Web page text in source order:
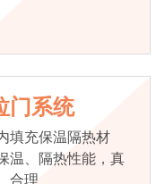
门系统
填充保温隔热材
温、隔热性能，真
合理